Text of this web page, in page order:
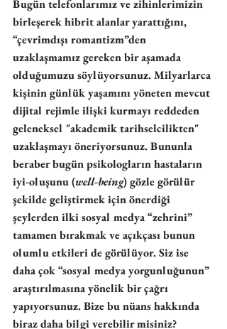
Bugün telefonlarımız ve zihinlerimizin
birleşerek hibrit alanlar yarattığını,
“çevrimdışı romantizm”den
uzaklaşmamız gereken bir aşamada
olduğumuzu söylüyorsunuz. Milyarlarca
kişinin günlük yaşamını yöneten mevcut
dijital rejimle ilişki kurmayı reddeden
geleneksel "akademik tarihselcilikten"
uzaklaşmayı öneriyorsunuz. Bununla
beraber bugün psikologların hastaların
iyi-oluşunu (well-being) gözle görülür
şekilde geliştirmek için önerdiği
şeylerden ilki sosyal medya “zehrini”
tamamen bırakmak ve açıkçası bunun
olumlu etkileri de görülüyor. Siz ise
daha çok “sosyal medya yorgunluğunun”
araştırılmasına yönelik bir çağrı
yapıyorsunuz. Bize bu nüans hakkında
biraz daha bilgi verebilir misiniz?